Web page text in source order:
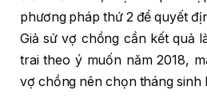
phương pháp thứ 2 để quyết
Giả sử vợ chồng cần kết quả
trai theo ý muốn năm 2018,
vợ chồng nên chọn tháng sinh